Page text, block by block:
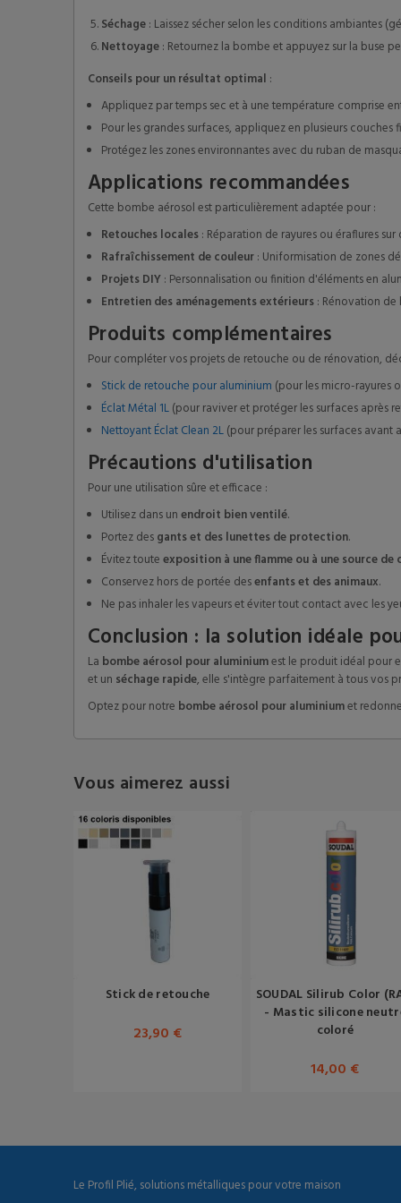
Séchage: Laissez sécher selon les conditions ambiantes
Nettoyage: Retournez la bombe et appuyez sur la buse
Conseils pour un résultat optimal :
Appliquez par temps sec et à une température comprise
Pour les grandes surfaces, appliquez en plusieurs
Protégez les zones environnantes avec du ruban de
Applications recommandées
Cette bombe aérosol est particulièrement adaptée pour :
Retouches locales: Réparation de rayures ou éraflures
Rafraîchissement de couleur: Uniformisation de zones
Projets DIY: Personnalisation ou finition d'éléments en
Entretien des aménagements extérieurs: Rénovation
Produits complémentaires
Pour compléter vos projets de retouche ou de rénovation,
Stick de retouche pour aluminium (pour les micro-rayures
Éclat Métal 1L(pour raviver et protéger les surfaces après
Nettoyant Éclat Clean 2L(pour préparer les surfaces avant
Précautions d'utilisation
Pour une utilisation sûre et efficace :
Utilisez dans unendroit bien ventilé.
Portez desgants et des lunettes de protection.
Évitez touteexposition à une flamme ou à une source de
Conservez hors de portée desenfants et des animaux.
Ne pas inhaler les vapeurs et éviter tout contact avec les
Conclusion : la solution idéale
La bombe aérosol pour aluminiumest le produit idéal pour
et un séchage rapide, elle s'intègre parfaitement à tous vos
Optez pour notre bombe aérosol pour aluminiumet
Vous aimerez aussi
Stick de retouche
23,90 €
SOUDAL Silirub Color
- Mastic silicone
coloré
14,00 €
Le Profil Plié, solutions métalliques pour votre maison